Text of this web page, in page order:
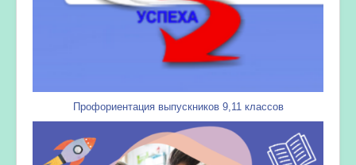
Профориентация выпускников 9,11 классов